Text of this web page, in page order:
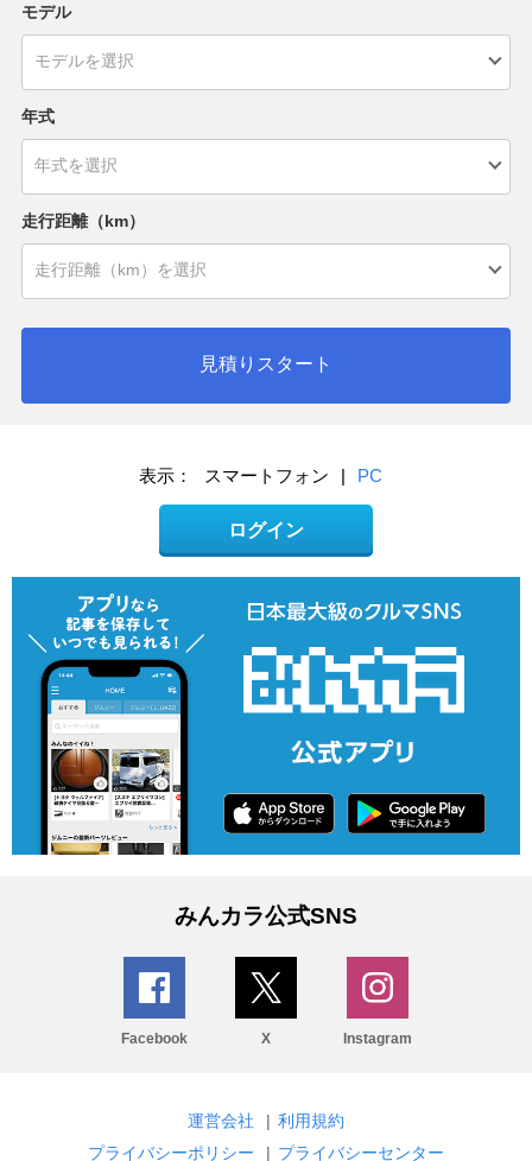
モデル
年式
走行距離（km）
見積りスタート
表示： スマートフォン | PC
ログイン
みんカラ公式SNS
Facebook X Instagram
運営会社 | 利用規約
プライバシーポリシー
| プライバシーセンター